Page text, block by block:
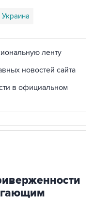
Украина
ленту
новостей сайта
в официальном